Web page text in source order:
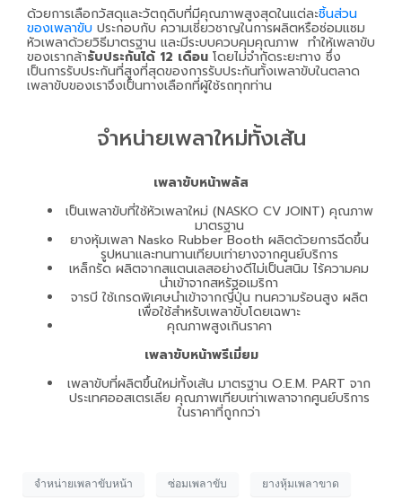
ด้วยการเลือกวัสดุและวัตถุดิบที่มีคุณภาพสูงสุดในแต่ละชิ้นส่วน
ของเพลาขับ ประกอบกับ ความเชี่ยวชาญในการผลิตหรือซ่อมแซม
หัวเพลาด้วยวิธีมาตรฐาน และมีระบบควบคุมคุณภาพ ทำให้เพลาขับ
ของเรากล้ารับประกันได้ 12 เดือน โดยไม่จำกัดระยะทาง ซึ่ง
เป็นการรับประกันที่สูงที่สุดของการรับประกันทั้งเพลาขับในตลาด
เพลาขับของเราจึงเป็นทางเลือกที่ผู้ใช้รถทุกท่าน
จำหน่ายเพลาใหม่ทั้งเส้น
เพลาขับหน้าพลัส
เป็นเพลาขับที่ใช้หัวเพลาใหม่ (NASKO CV JOINT) คุณภาพ
มาตรฐาน
ยางหุ้มเพลา Nasko Rubber Booth ผลิตด้วยการฉีดขึ้น
รูปหนาและทนทานเทียบเท่ายางจากศูนย์บริการ
เหล็กรัด ผลิตจากสแตนเลสอย่างดีไม่เป็นสนิม ไร้ความคม
นำเข้าจากสหรัฐอเมริกา
จารบี ใช้เกรดพิเศษนำเข้าจากญี่ปุ่น ทนความร้อนสูง ผลิต
เพื่อใช้สำหรับเพลาขับโดยเฉพาะ
คุณภาพสูงเกินราคา
เพลาขับหน้าพรีเมี่ยม
เพลาขับที่ผลิตขึ้นใหม่ทั้งเส้น มาตรฐาน O.E.M. PART จาก
ประเทศออสเตรเลีย คุณภาพเทียบเท่าเพลาจากศูนย์บริการ
ในราคาที่ถูกกว่า
จำหน่ายเพลาขับหน้า ซ่อมเพลาขับ ยางหุ้มเพลาขาด